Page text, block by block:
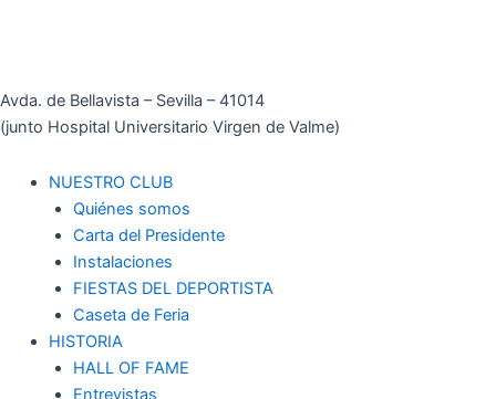
Avda. de Bellavista – Sevilla – 41014
(junto Hospital Universitario Virgen de Valme)
NUESTRO CLUB
Quiénes somos
Carta del Presidente
Instalaciones
FIESTAS DEL DEPORTISTA
Caseta de Feria
HISTORIA
HALL OF FAME
Entrevistas